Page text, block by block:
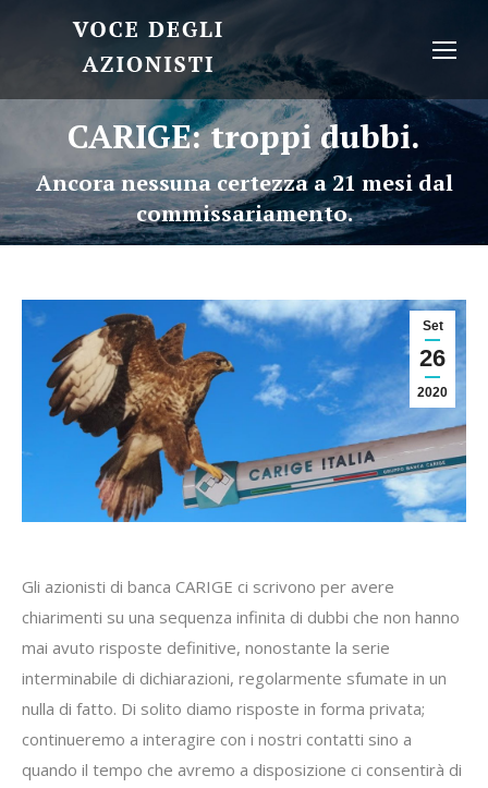
CARIGE: troppi dubbi.
Ancora nessuna certezza a 21 mesi dal
commissariamento.
Set
26
2020
Gli azionisti di banca CARIGE ci scrivono per avere
chiarimenti su una sequenza infinita di dubbi che non hanno
mai avuto risposte definitive, nonostante la serie
interminabile di dichiarazioni, regolarmente sfumate in un
nulla di fatto. Di solito diamo risposte in forma privata;
continueremo a interagire con i nostri contatti sino a
quando il tempo che avremo a disposizione ci consentirà di